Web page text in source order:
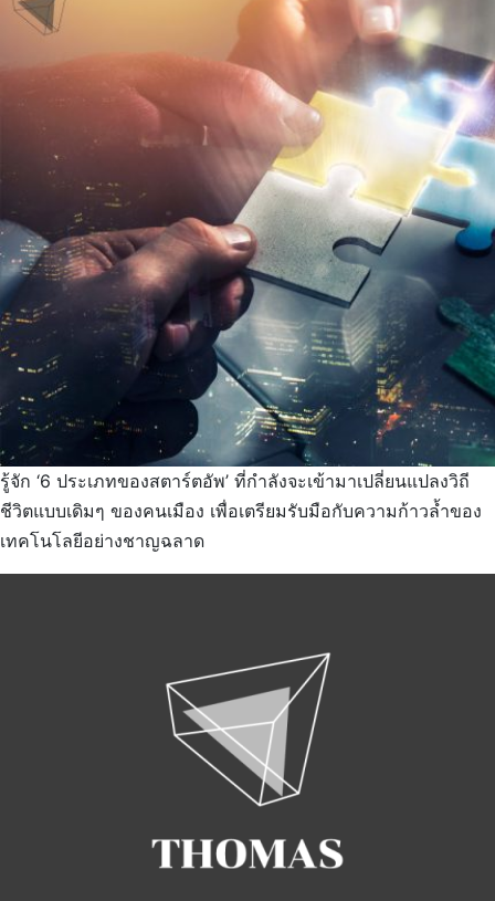
รู้จัก ‘6 ประเภทของสตาร์ตอัพ’ ที่กำลังจะเข้ามาเปลี่ยนแปลงวิถี
ชีวิตแบบเดิมๆ ของคนเมือง เพื่อเตรียมรับมือกับความก้าวล้ำของ
เทคโนโลยีอย่างชาญฉลาด